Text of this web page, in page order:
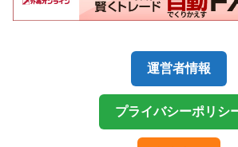
運営者情報
プライバシーポリシ